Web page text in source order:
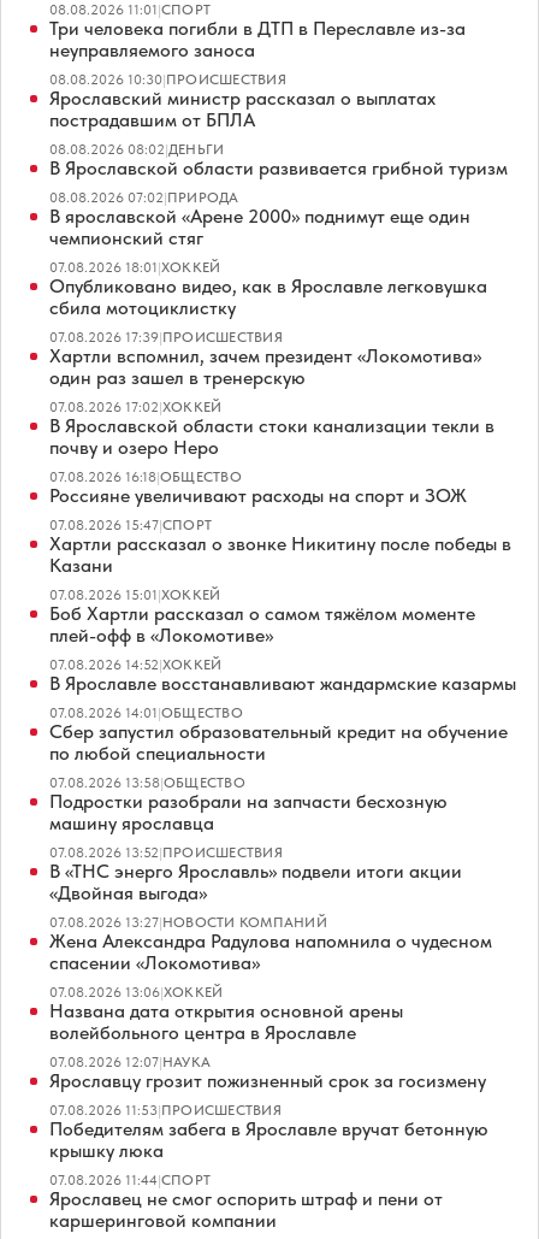
08.08.2026 11:01|СПОРТ
Три человека погибли в ДТП в Переславле из-за
неуправляемого заноса
08.08.2026 10:30|ПРОИСШЕСТВИЯ
Ярославский министр рассказал о выплатах
пострадавшим от БПЛА
08.08.2026 08:02|ДЕНЬГИ
В Ярославской области развивается грибной туризм
08.08.2026 07:02|ПРИРОДА
В ярославской «Арене 2000» поднимут еще один
чемпионский стяг
07.08.2026 18:01|ХОККЕЙ
Опубликовано видео, как в Ярославле легковушка
сбила мотоциклистку
07.08.2026 17:39|ПРОИСШЕСТВИЯ
Хартли вспомнил, зачем президент «Локомотива»
один раз зашел в тренерскую
07.08.2026 17:02|ХОККЕЙ
В Ярославской области стоки канализации текли в
почву и озеро Неро
07.08.2026 16:18|ОБЩЕСТВО
Россияне увеличивают расходы на спорт и ЗОЖ
07.08.2026 15:47|СПОРТ
Хартли рассказал о звонке Никитину после победы в
Казани
07.08.2026 15:01|ХОККЕЙ
Боб Хартли рассказал о самом тяжёлом моменте
плей-офф в «Локомотиве»
07.08.2026 14:52|ХОККЕЙ
В Ярославле восстанавливают жандармские казармы
07.08.2026 14:01|ОБЩЕСТВО
Сбер запустил образовательный кредит на обучение
по любой специальности
07.08.2026 13:58|ОБЩЕСТВО
Подростки разобрали на запчасти бесхозную
машину ярославца
07.08.2026 13:52|ПРОИСШЕСТВИЯ
В «ТНС энерго Ярославль» подвели итоги акции
«Двойная выгода»
07.08.2026 13:27|НОВОСТИ КОМПАНИЙ
Жена Александра Радулова напомнила о чудесном
спасении «Локомотива»
07.08.2026 13:06|ХОККЕЙ
Названа дата открытия основной арены
волейбольного центра в Ярославле
07.08.2026 12:07|НАУКА
Ярославцу грозит пожизненный срок за госизмену
07.08.2026 11:53|ПРОИСШЕСТВИЯ
Победителям забега в Ярославле вручат бетонную
крышку люка
07.08.2026 11:44|СПОРТ
Ярославец не смог оспорить штраф и пени от
каршеринговой компании